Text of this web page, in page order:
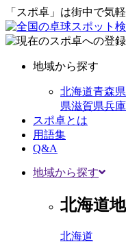
「スポ卓」は街中で気
地域から探す
北海道青森県
県滋賀県兵
スポ卓とは
用語集
Q&A
地域から探す
北海道
北海道